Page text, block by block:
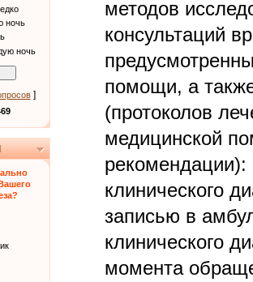
ночь
ночь
]
методов
консультаций
помощи, а
(протоколов
медицинской
клинического
записью в
клинического
момента